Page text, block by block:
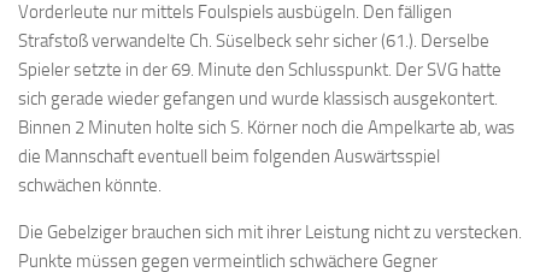
Vorderleute nur mittels Foulspiels ausbügeln. Den fälligen
Strafstoß verwandelte Ch. Süselbeck sehr sicher (61.). Derselbe
Spieler setzte in der 69. Minute den Schlusspunkt. Der SVG hatte
sich gerade wieder gefangen und wurde klassisch ausgekontert.
Binnen 2 Minuten holte sich S. Körner noch die Ampelkarte ab, was
die Mannschaft eventuell beim folgenden Auswärtsspiel
schwächen könnte.
Die Gebelziger brauchen sich mit ihrer Leistung nicht zu verstecken.
Punkte müssen gegen vermeintlich schwächere Gegner